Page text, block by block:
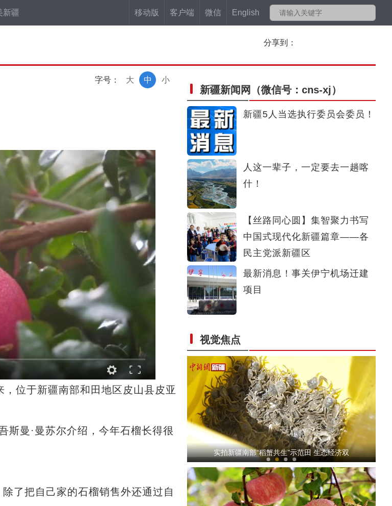
移动版 客户端 微信 English
新疆
分享到：
字号： 小
中
大
位于新疆南部和田地区皮山县皮亚
曼·曼苏尔介绍，今年石榴长得很
了把自己家的石榴销售外还通过自
新疆新闻网 （微信号：cns-xj）
新疆5人当选执行委员会委员！
人这一辈子，一定要去一趟喀
什！
【丝路同心圆】集智聚力书写
中国式现代化新疆篇章——各
民主党派新疆区
最新消息！事关伊宁机场迁建
项目
视觉焦点
斑斓秋色怡人 油画般风景尽显秋日之美
新疆兵团：朽木变工艺品 提升价值能致富
实拍新疆南部“稻蟹共生”示范田 生态经济双